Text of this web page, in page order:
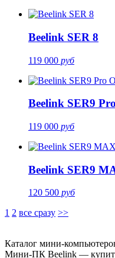
Beelink SER 8
119 000 руб
Beelink SER9
119 000 руб
Beelink SER9
120 500 руб
1 2 все сразу >>
Каталог мини-
Мини-ПК Beelink —